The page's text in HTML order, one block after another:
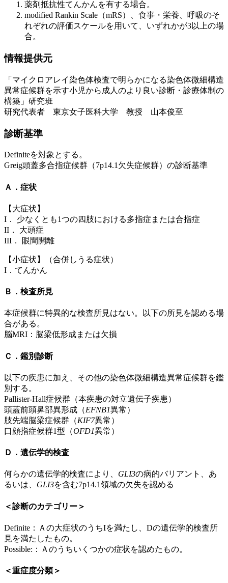
薬剤抵抗性てんかんを有する場合。
modified Rankin Scale（mRS）、食事・栄養、呼吸のそ
れぞれの評価スケールを用いて、いずれかが3以上の場
合。
情報提供元
「マイクロアレイ染色体検査で明らかになる染色体微細構造
異常症候群を示す小児から成人のより良い診断・診療体制の
構築」研究班
研究代表者 東京女子医科大学 教授 山本俊至
診断基準
Definiteを対象とする。
Greig頭蓋多合指症候群（7p14.1欠失症候群）の診断基準
Ａ．症状
【大症状】
I． 少なくとも1つの四肢における多指症または合指症
II． 大頭症
III． 眼間開離
【小症状】（合併しうる症状）
I．てんかん
Ｂ．検査所見
本症候群に特異的な検査所見はない。以下の所見を認める場
合がある。
脳MRI：脳梁低形成または欠損
Ｃ．鑑別診断
以下の疾患に加え、その他の染色体微細構造異常症候群を鑑
別する。
Pallister-Hall症候群（本疾患の対立遺伝子疾患）
頭蓋前頭鼻部異形成（EFNB1異常）
肢先端脳梁症候群（KIF7異常）
口顔指症候群1型（OFD1異常）
Ｄ．遺伝学的検査
何らかの遺伝学的検査により、 GLI3の病的バリアント、あ
るいは、 GLI3を含む7p14.1領域の欠失を認める
＜診断のカテゴリー＞
Definite：Ａの大症状のうちIを満たし、Dの遺伝学的検査所
見を満たしたもの。
Possible:：Ａのうちいくつかの症状を認めたもの。
＜重症度分類＞